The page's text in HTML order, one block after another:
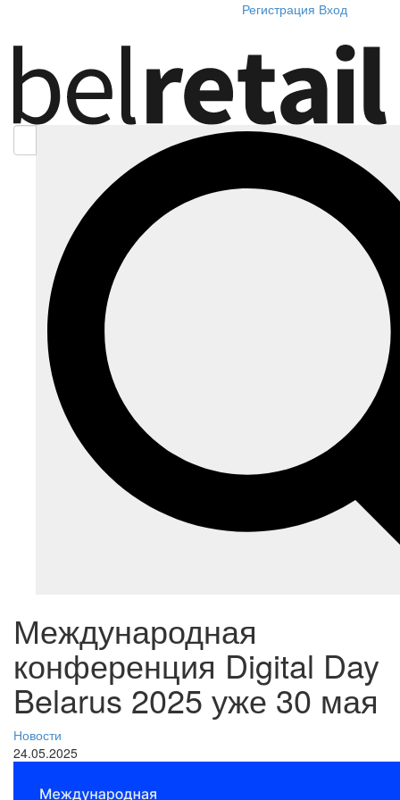
Регистрация Вход
Международная
конференция Digital Day
Belarus 2025 уже 30 мая
Новости
24.05.2025